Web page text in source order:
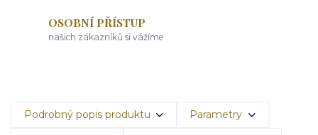
OSOBNÍ PŘÍSTUP
našich zákazníků si vážíme
Podrobný popis produktu Parametry